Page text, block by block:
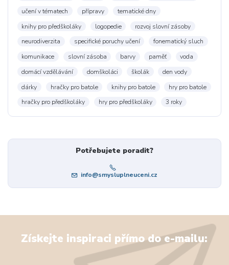
učení v tématech
přípravy
tematické dny
knihy pro předškoláky
logopedie
rozvoj slovní zásoby
neurodiverzita
specifické poruchy učení
fonematický sluch
komunikace
slovní zásoba barvy paměť
voda
domácí vzdělávání
domškoláci školák
den vody
dárky
hračky pro batole knihy pro batole
hry pro batole
hračky pro předškoláky
hry pro předškoláky 3 roky
Potřebujete poradit?
info@smysluplneuceni.cz
Získejte inspiraci přímo do e-mailu: